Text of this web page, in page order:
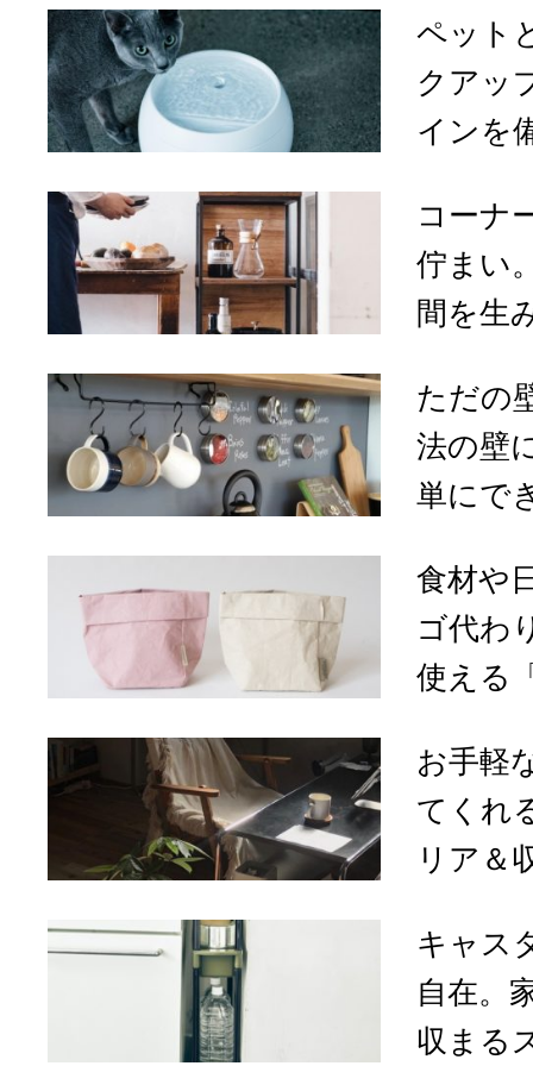
ペット
クアッ
インを
コーナ
佇まい
間を生
ただの
法の壁
単にで
食材や
ゴ代わ
使える
お手軽
てくれ
リア＆
キャス
自在。
収まる